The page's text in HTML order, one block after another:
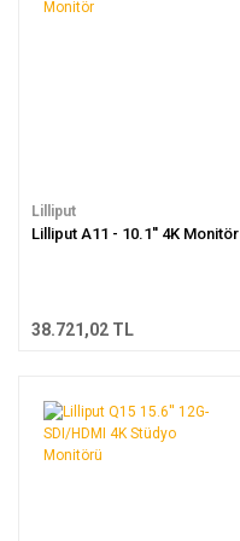
Lilliput
Lilliput A11 - 10.1'' 4K Monitör
38.721,02 TL